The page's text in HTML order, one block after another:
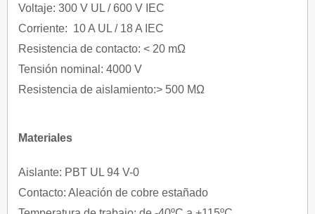
Voltaje: 300 V UL / 600 V IEC
Corriente: 10 A UL / 18 A IEC
Resistencia de contacto: < 20 mΩ
Tensión nominal: 4000 V
Resistencia de aislamiento:> 500 MΩ
Materiales
Aislante: PBT UL 94 V-0
Contacto: Aleación de cobre estañado